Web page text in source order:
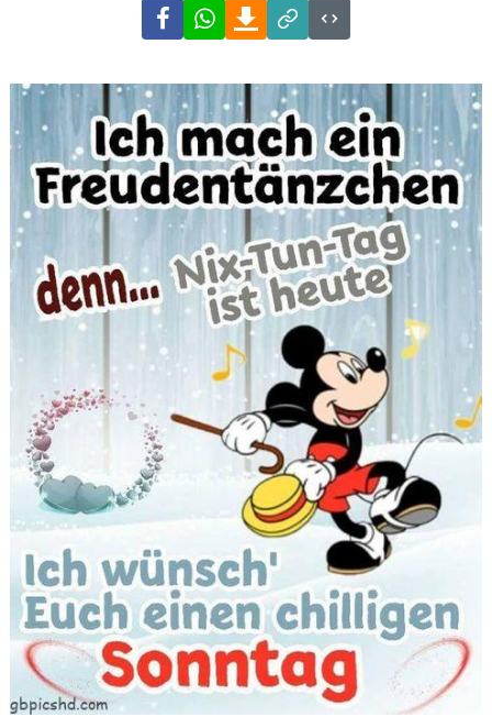
FacebookWhatsAppDownload
Link
Code